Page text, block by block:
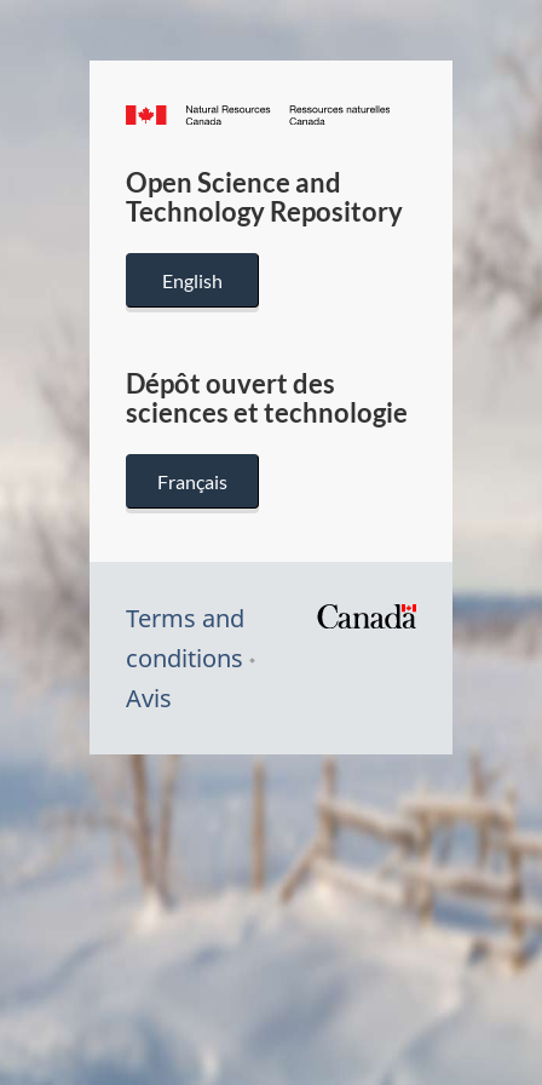
Canada.ca
/
Canada
Open Science and
Technology Repository
English
Dépôt ouvert des
sciences et technologie
Français
Terms and
conditions
Avis
Symbole
Canada